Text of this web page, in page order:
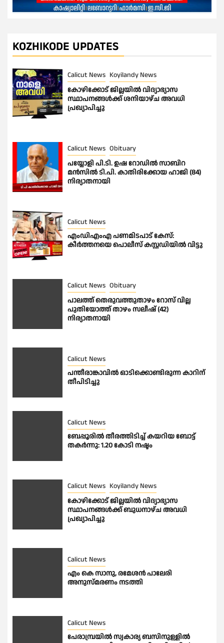
KOZHIKODE UPDATES
Calicut News Koyilandy News
കോഴിക്കോട് ജില്ലയിൽ വിദ്യാഭ്യാസ
സ്ഥാപനങ്ങൾക്ക് ശനിയാഴ്ച അവധി
പ്രഖ്യാപിച്ചു
Calicut News Obituary
പയ്യോളി പി.ടി. ഉഷ റോഡിൽ സാബിറ
മൻസിൽ ടി.പി. കാതിരിക്കോയ ഹാജി (84)
നിര്യാതനായി
Calicut News
എംഡിഎംഎ പണമിടപാട് കേസ്:
കീർത്തനയെ പൊലീസ് കസ്റ്റഡിയിൽ വിട്ടു
Calicut News Obituary
പാലത്ത് തെരുവത്തുതാഴം റോസ് വില്ല
പുതിയോത്ത് താഴം സലീഷ് (42)
നിര്യാതനായി
Calicut News
പന്തീരാങ്കാവിൽ ഓടിക്കൊണ്ടിരുന്ന കാറിന്
തീപിടിച്ചു
Calicut News
ബേപ്പൂരിൽ തീരത്തിടിച്ച് കയറിയ ബോട്ട്
തകർന്നു: 1.20 കോടി നഷ്ടം
Calicut News Koyilandy News
കോഴിക്കോട് ജില്ലയിൽ വിദ്യാഭ്യാസ
സ്ഥാപനങ്ങൾക്ക് ബുധനാഴ്ച അവധി
പ്രഖ്യാപിച്ചു
Calicut News
എം കെ സാനു, രമേശൻ പാലേരി
അനുസ്മരണം നടത്തി
Calicut News
പേരാമ്പ്രയിൽ സ്വകാര്യ ബസിനുള്ളിൽ